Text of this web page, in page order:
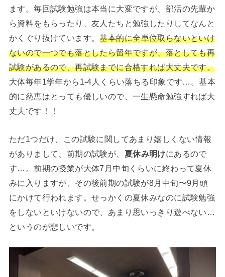
ます。毎回試験勉強は本当に大変ですが、部活の先輩か
ら資料をもらったり、友人たちと勉強したりしてなんと
かくぐり抜けています。基本的に全単位取らないといけ
ないので一つでも落としたら留年ですが、落としても再
試験があるので、再試験までに合格すれば大丈夫です。
大体毎年1学年から1-4人くらい落ちる印象です…。基本
的に慈恵はとっても優しいので、一生懸命勉強すれば大
丈夫です！！
ただ1つだけ、この試験に関してあまり嬉しくない情報
がありまして、前期の試験が、 夏休み明けにあるので
す…。前期の授業が大体7月中旬くらいに終わって夏休
みに入りますが、その後前期の試験が8月中旬〜9月頭
にかけて行われます。せっかくの夏休みなのに試験勉強
をしないといけないので、あまり思いっきり遊べない…
というのが悲しいです。